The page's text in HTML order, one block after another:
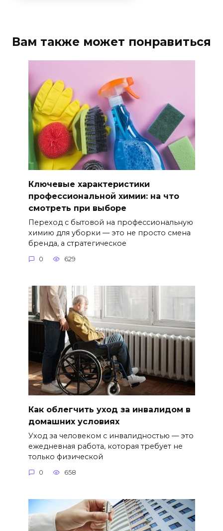
Вам также может понравиться
Ключевые характеристики
профессиональной химии: на что
смотреть при выборе
Переход с бытовой на профессиональную
химию для уборки — это не просто смена
бренда, а стратегическое
0 629
Как облегчить уход за инвалидом в
домашних условиях
Уход за человеком с инвалидностью — это
ежедневная работа, которая требует не
только физической
0 658